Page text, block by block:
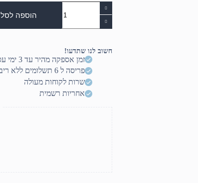
כמות
של
סט
עכבר
אלחוטיים
HP
הוספה לסל
חשוב לנו שתדעו!
זמן אספקה מהיר עד 3 ימי עסקים
פריסה ל 6 תשלומים ללא ריבית (יותר? דברו איתנו)
שרות לקוחות מעולה
אחריות רשמית